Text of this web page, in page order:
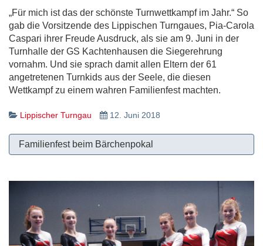
„Für mich ist das der schönste Turnwettkampf im Jahr.“ So
gab die Vorsitzende des Lippischen Turngaues, Pia-Carola
Caspari ihrer Freude Ausdruck, als sie am 9. Juni in der
Turnhalle der GS Kachtenhausen die Siegerehrung
vornahm. Und sie sprach damit allen Eltern der 61
angetretenen Turnkids aus der Seele, die diesen
Wettkampf zu einem wahren Familienfest machten.
Lippischer Turngau 12. Juni 2018
Familienfest beim Bärchenpokal